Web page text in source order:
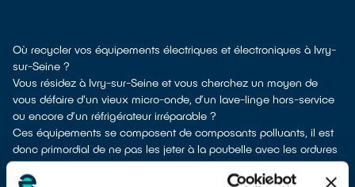
Où recycler vos équipements électriques et électroniques à Ivry-
sur-Seine ?
Vous résidez à Ivry-sur-Seine et vous cherchez un moyen de
vous défaire d'un vieux micro-onde, d’un lave-linge hors-service
ou encore d’un réfrigérateur irréparable ?
Ces équipements se composent de composants polluants, il est
donc primordial de ne pas les jeter à la poubelle avec les ordures
ménagères Cela rendrait irréalisable leur dépollution et leur
recyclage.